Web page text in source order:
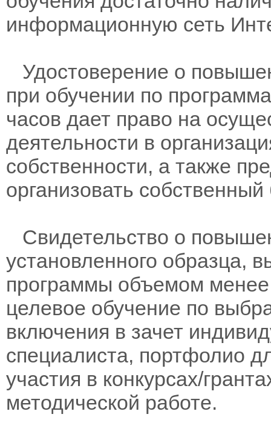
информационную сеть
Удостоверение о
при обучении по
часов дает право на
деятельности в
собственности, а также
организовать
Свидетельство о
установленного образца,
программы объемом менее
целевое обучение по
включения в зачет
специалиста, портфолио
участия в конкурсах/
методической работе.